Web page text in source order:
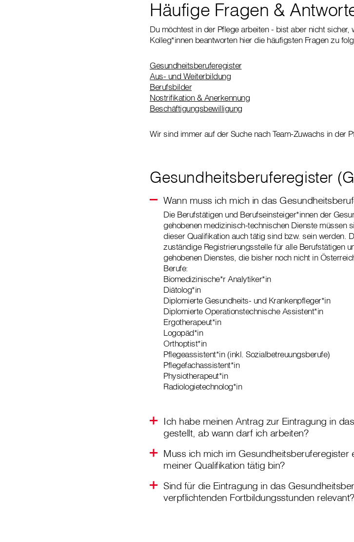
Häufige Fragen &
Du möchtest in der Pflege arbeiten - bist aber nicht
Kolleg*innen beantworten hier die häufigsten Fragen zu
Gesundheitsberuferegister
Aus- und Weiterbildung
Berufsbilder
Nostrifikation & Anerkennung
Beschäftigungsbewilligung
Wir sind immer auf der Suche nach Team-Zuwachs in der
Gesundheitsberuferegister
Wann muss ich mich in das
Die Berufstätigen und Berufseinsteiger*innen der
gehobenen medizinisch-technischen Dienste müssen
dieser Qualifikation auch tätig sind bzw. sein werden.
zuständige Registrierungsstelle für alle Berufstätigen
gehobenen Dienstes, die bisher noch nicht in
Berufe:
Biomedizinische*r Analytiker*in
Diätolog*in
Diplomierte Gesundheits- und Krankenpfleger*in
Diplomierte Operationstechnische Assistent*in
Ergotherapeut*in
Logopäd*in
Orthoptist*in
Pflegeassistent*in (inkl. Sozialbetreuungsberufe)
Pflegefachassistent*in
Physiotherapeut*in
Radiologietechnolog*in
Ich habe meinen Antrag zur Eintragung in
gestellt, ab wann darf ich arbeiten?
Muss ich mich im Gesundheitsberuferegister
meiner Qualifikation tätig bin?
Sind für die Eintragung in das
verpflichtenden Fortbildungsstunden relevant?